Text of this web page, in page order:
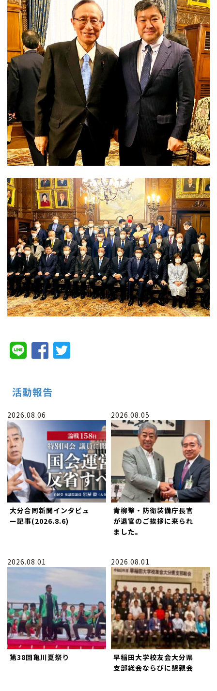
活動報告
2026.08.06
大分合同新聞インタビュ
ー記事(2026.8.6)
2026.08.05
青柳肇・防衛装備庁長官
が退官のご挨拶に来られ
ました。
2026.08.01
第38回亀川夏祭り
2026.08.01
早稲田大学校友会大分県
支部総会ならびに懇親会